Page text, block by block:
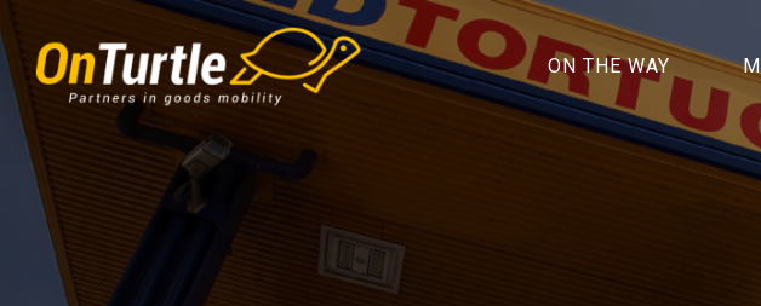
to
main
content
ON THE WAY